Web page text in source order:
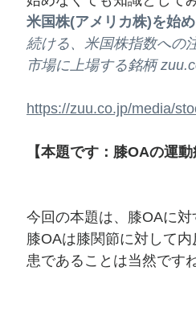
米国株(アメリカ株)を始
続ける、米国株指数への
市場に上場する銘柄
https://zuu.co.jp/media/
【本題です：膝OAの運動
今回の本題は、膝OAに対
膝OAは膝関節に対して
患であることは当然ですね